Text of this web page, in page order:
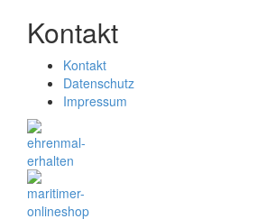
Kontakt
Kontakt
Datenschutz
Impressum